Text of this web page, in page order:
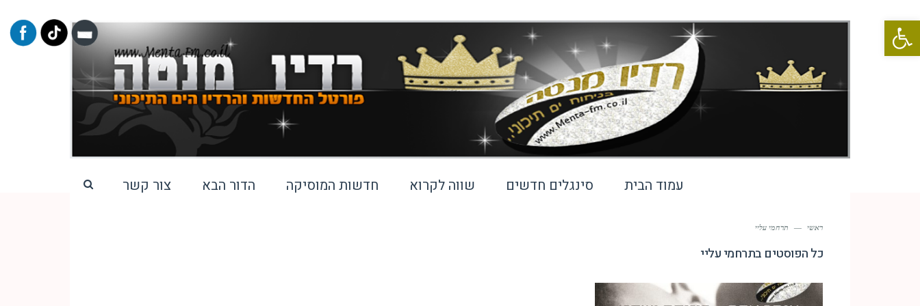
פתח סרגל נגישות
עמוד הבית סינגלים חדשים שווה לקרוא חדשות המוסיקה הדור הבא צור קשר
ראשי — תרחמי עליי
כל הפוסטים בתרחמי עליי